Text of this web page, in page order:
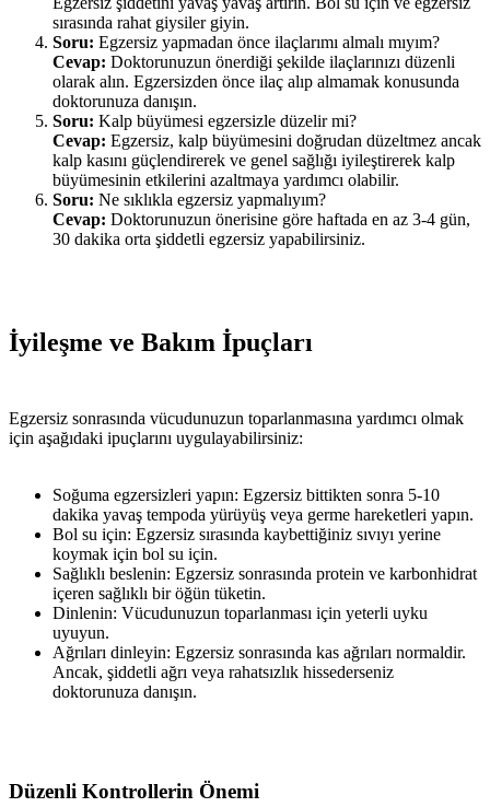
sırasında rahat giysiler giyin.
Soru: Egzersiz yapmadan önce ilaçlarımı almalı mıyım?
Cevap: Doktorunuzun önerdiği şekilde ilaçlarınızı düzenli
olarak alın. Egzersizden önce ilaç alıp almamak konusunda
doktorunuza danışın.
Soru: Kalp büyümesi egzersizle düzelir mi?
Cevap: Egzersiz, kalp büyümesini doğrudan düzeltmez ancak
kalp kasını güçlendirerek ve genel sağlığı iyileştirerek kalp
büyümesinin etkilerini azaltmaya yardımcı olabilir.
Soru: Ne sıklıkla egzersiz yapmalıyım?
Cevap: Doktorunuzun önerisine göre haftada en az 3-4 gün,
30 dakika orta şiddetli egzersiz yapabilirsiniz.
İyileşme ve Bakım İpuçları
Egzersiz sonrasında vücudunuzun toparlanmasına yardımcı olmak
için aşağıdaki ipuçlarını uygulayabilirsiniz:
Soğuma egzersizleri yapın: Egzersiz bittikten sonra 5-10
dakika yavaş tempoda yürüyüş veya germe hareketleri yapın.
Bol su için: Egzersiz sırasında kaybettiğiniz sıvıyı yerine
koymak için bol su için.
Sağlıklı beslenin: Egzersiz sonrasında protein ve karbonhidrat
içeren sağlıklı bir öğün tüketin.
Dinlenin: Vücudunuzun toparlanması için yeterli uyku
uyuyun.
Ağrıları dinleyin: Egzersiz sonrasında kas ağrıları normaldir.
Ancak, şiddetli ağrı veya rahatsızlık hissederseniz
doktorunuza danışın.
Düzenli Kontrollerin Önemi